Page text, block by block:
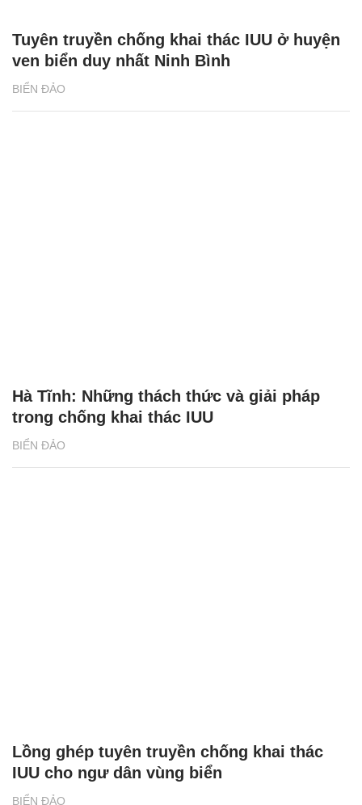
BIỂN ĐẢO
Tuyên truyền chống khai thác IUU ở huyện
ven biển duy nhất Ninh Bình
BIỂN ĐẢO
Hà Tĩnh: Những thách thức và giải pháp
trong chống khai thác IUU
BIỂN ĐẢO
Lồng ghép tuyên truyền chống khai thác
IUU cho ngư dân vùng biển